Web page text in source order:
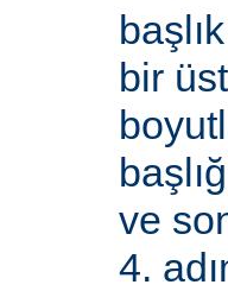
bir
ve
4.